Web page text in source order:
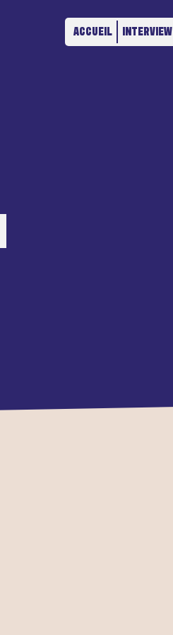
ACCUEIL INTERVIEW